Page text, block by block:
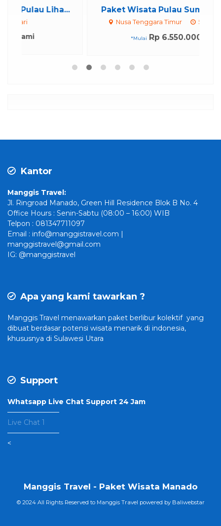
Paket Wisata Pulau Sumba 5 Hari ...
Nusa Tenggara Timur 5 Day 4 Night
Rp 6.550.000 / pax
Kantor
Manggis Travel:
Jl. Ringroad Manado, Green Hill Residence Blok B No. 4
Office Hours : Senin-Sabtu (08:00 – 16:00) WIB
Telpon : 081347711097
Email : info@manggistravel.com |
manggistravel@gmail.com
IG: @manggistravel
Apa yang kami tawarkan ?
Manggis Travel menawarkan paket berlibur kolektif yang
dibuat berdasar potensi wisata menarik di indonesia,
khususnya di Sulawesi Utara
Support
Whatsapp Live Chat Support 24 Jam
———————–
Live Chat 1
———————–
<
Manggis Travel - Paket Wisata Manado
© 2024 All Rights Reserved to Manggis Travel powered by Baliwebstar